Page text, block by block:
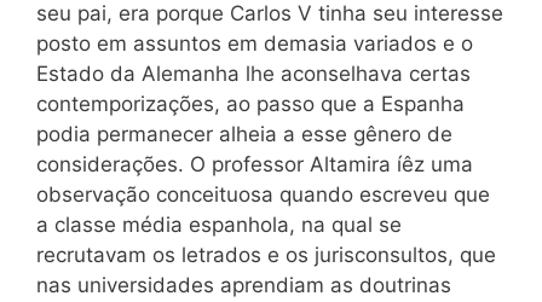
seu pai, era porque Carlos V tinha seu interesse
posto em assuntos em demasia variados e o
Estado da Alemanha lhe aconselhava certas
contemporizações, ao passo que a Espanha
podia permanecer alheia a esse gênero de
considerações. O professor Altamira íêz uma
observação conceituosa quando escreveu que
a classe média espanhola, na qual se
recrutavam os letrados e os jurisconsultos, que
nas universidades aprendiam as doutrinas